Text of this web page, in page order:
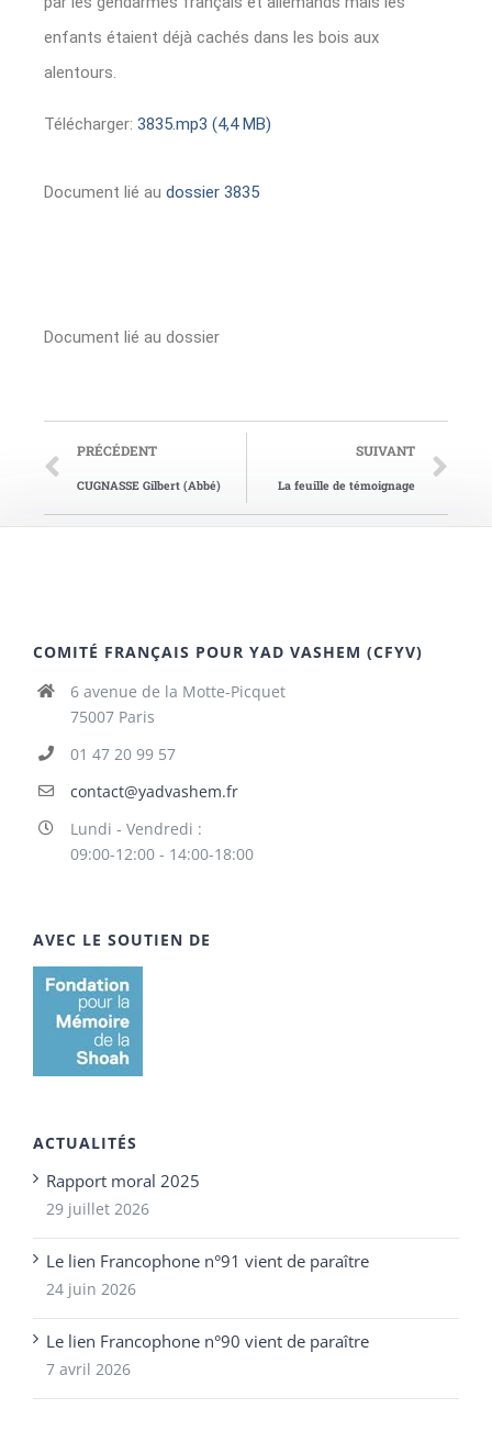
enfants étaient déjà cachés dans les bois aux
alentours.
Télécharger: 3835.mp3 (4,4 MB)
Document lié au dossier 3835
Document lié au dossier
PRÉCÉDENT
CUGNASSE Gilbert (Abbé)
SUIVANT
La feuille de témoignage
COMITÉ FRANÇAIS POUR YAD VASHEM (CFYV)
6 avenue de la Motte-Picquet
75007 Paris
01 47 20 99 57
contact@yadvashem.fr
Lundi - Vendredi :
09:00-12:00 - 14:00-18:00
AVEC LE SOUTIEN DE
ACTUALITÉS
Rapport moral 2025
29 juillet 2026
Le lien Francophone n°91 vient de paraître
24 juin 2026
Le lien Francophone n°90 vient de paraître
7 avril 2026